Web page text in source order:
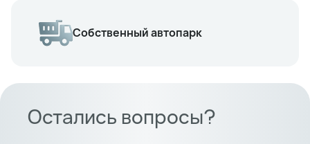
Собственный автопарк
Остались вопросы?